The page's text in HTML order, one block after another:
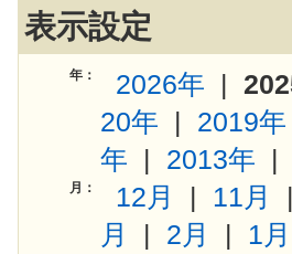
表示設定
年： 2026年 |
20年 | 2019年
年 | 2013年
月： 12月 | 11月
月
| 2月 | 1月